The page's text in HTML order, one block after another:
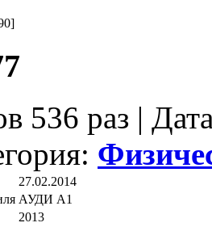
536 раз |
27.02.2014
АУДИ А1
2013